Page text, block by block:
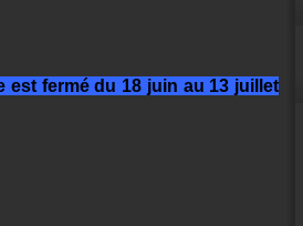
est fermé du 18 juin au 13 juillet